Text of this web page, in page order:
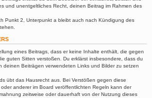
und unentgeltliches Recht, deinen Beitrag im Rahmen des
Punkt 2, Unterpunkt a bleibt auch nach Kündigung des
eines Beitrags, dass er keine Inhalte enthält, die gegen
guten Sitten verstoßen. Du erklärst insbesondere, dass du
deinen Beiträgen verwendeten Links und Bilder zu setzen
übt das Hausrecht aus. Bei Verstößen gegen diese
anderer im Board veröffentlichten Regeln kann der
zeitweise oder dauerhaft von der Nutzung dieses